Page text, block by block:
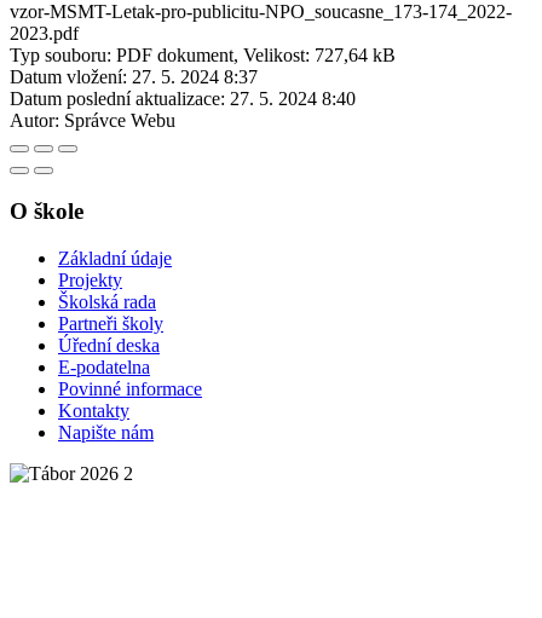
vzor-MSMT-Letak-pro-publicitu-NPO_soucasne_173-174_2022-
2023.pdf
Typ souboru: PDF dokument, Velikost: 727,64 kB
Datum vložení: 27. 5. 2024 8:37
Datum poslední aktualizace: 27. 5. 2024 8:40
Autor: Správce Webu
O škole
Základní údaje
Projekty
Školská rada
Partneři školy
Úřední deska
E-podatelna
Povinné informace
Kontakty
Napište nám